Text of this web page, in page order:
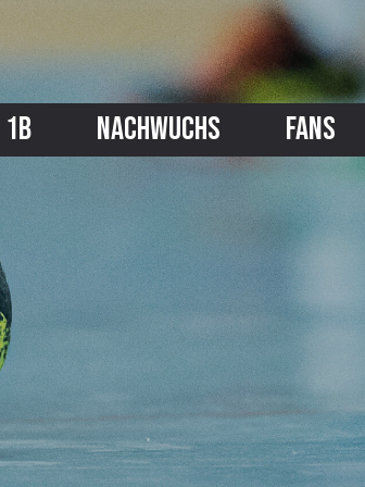
1B NACHWUCHS FANS